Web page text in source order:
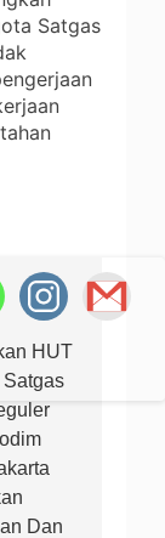
Satgas
HUT
Satgas
Dan